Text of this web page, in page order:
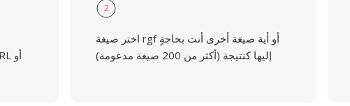
2
اختر صيغة rgf أو أية صيغة أخرى أنت بحاجةٍ
إليها كنتيجة (أكثر من 200 صيغة مدعومة)